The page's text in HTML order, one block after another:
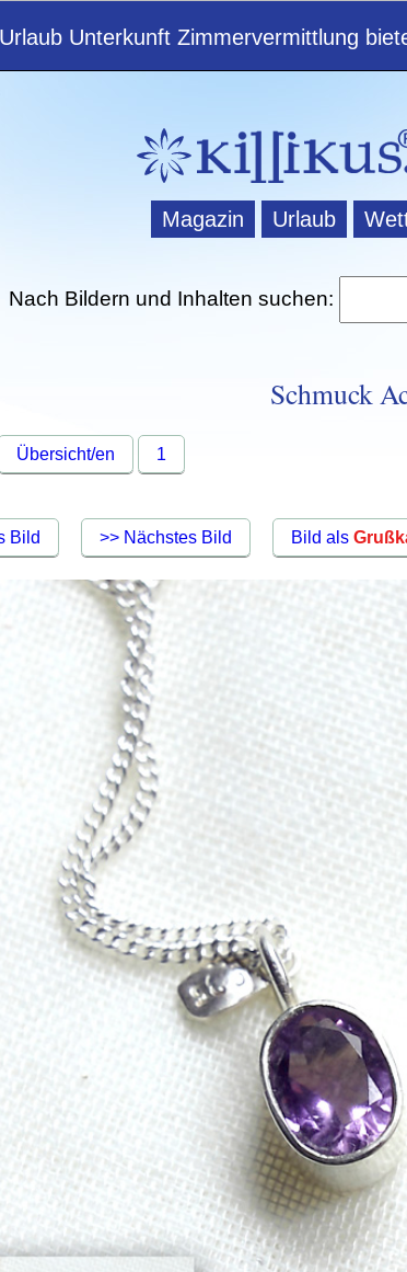
Urlaub Unterkunft Zimmervermittlung
Magazin Urlaub
Nach Bildern und Inhalten suchen:
Schmuck
Übersicht/en 1
Bild >> Nächstes Bild Bild als